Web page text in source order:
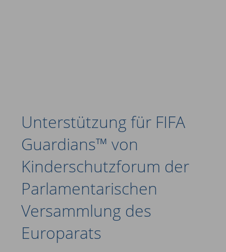
Unterstützung für FIFA
Guardians™ von
Kinderschutzforum der
Parlamentarischen
Versammlung des
Europarats ­